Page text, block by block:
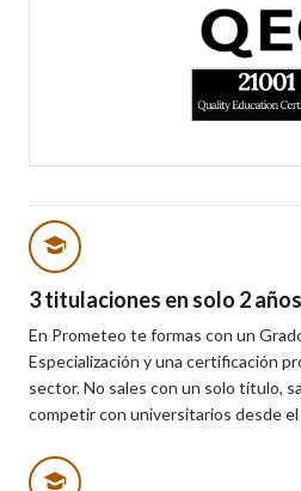
3 titulaciones en solo 2 años
En Prometeo te formas con un
Especialización y una certificación
sector. No sales con un solo título,
competir con universitarios desde el